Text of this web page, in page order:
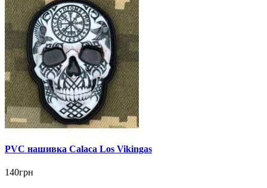
PVC нашивка Calaca Los Vikingas
140грн